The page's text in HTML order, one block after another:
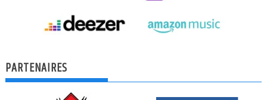
PARTENAIRES